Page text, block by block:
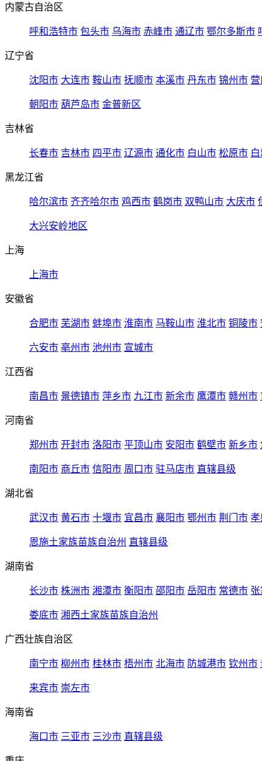
内蒙古自治区
呼和浩特市 包头市 乌海市 赤峰市 通辽市 鄂尔多斯市
辽宁省
沈阳市 大连市 鞍山市 抚顺市 本溪市 丹东市 锦州市
朝阳市 葫芦岛市 金普新区
吉林省
长春市 吉林市 四平市 辽源市 通化市 白山市 松原市
黑龙江省
哈尔滨市 齐齐哈尔市 鸡西市 鹤岗市 双鸭山市 大庆市
大兴安岭地区
上海
上海市
安徽省
合肥市 芜湖市 蚌埠市 淮南市 马鞍山市 淮北市 铜陵市
六安市 亳州市 池州市 宣城市
江西省
南昌市 景德镇市 萍乡市 九江市 新余市 鹰潭市 赣州市
河南省
郑州市 开封市 洛阳市 平顶山市 安阳市 鹤壁市 新乡市
南阳市 商丘市 信阳市 周口市 驻马店市 直辖县级
湖北省
武汉市 黄石市 十堰市 宜昌市 襄阳市 鄂州市 荆门市 孝
恩施土家族苗族自治州 直辖县级
湖南省
长沙市 株洲市 湘潭市 衡阳市 邵阳市 岳阳市 常德市
娄底市 湘西土家族苗族自治州
广西壮族自治区
南宁市 柳州市 桂林市 梧州市 北海市 防城港市 钦州市
来宾市 崇左市
海南省
海口市 三亚市 三沙市 直辖县级